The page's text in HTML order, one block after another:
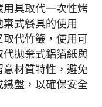
具取代一次性烤
式餐具的使用
代竹籤，使用可
拋棄式鋁箔紙與
材質特性，避免
盤，以確保安全